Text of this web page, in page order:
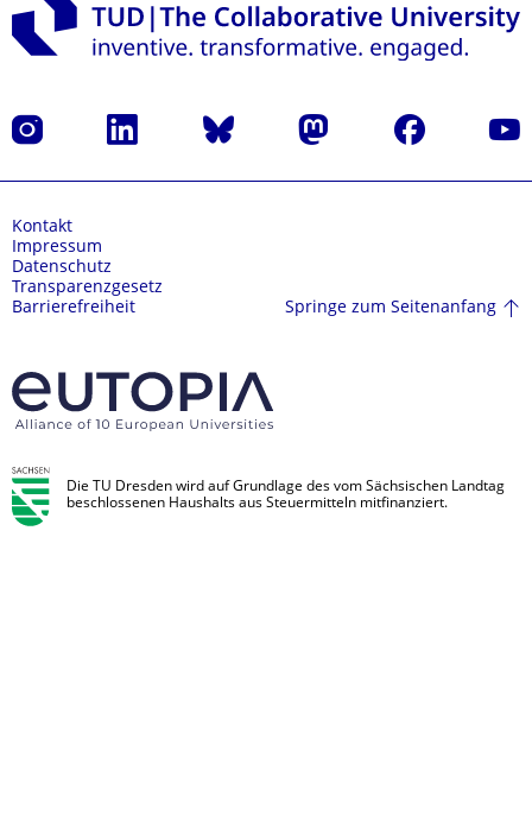
Instagram LinkedIn Bluesky Mastodon Facebook
Kontakt
Impressum
Datenschutz
Transparenzgesetz
Barrierefreiheit
Springe zum Seitenanfang
Die TU Dresden wird auf Grundlage des vom Sächsischen Landtag
beschlossenen Haushalts aus Steuermitteln mitfinanziert.